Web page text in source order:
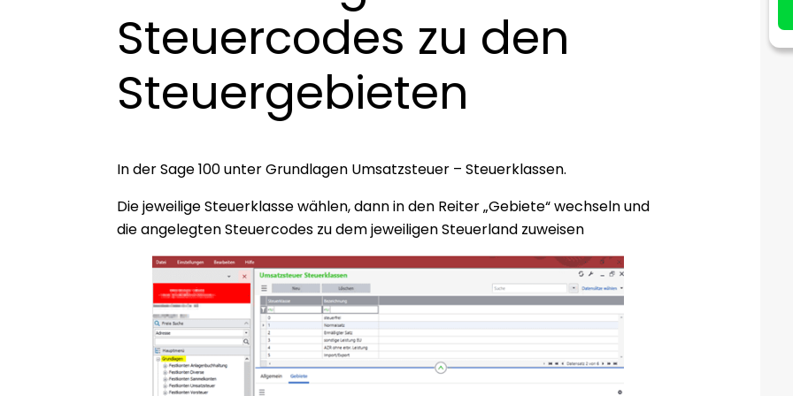
Steuercodes zu den
Steuergebieten
In der Sage 100 unter Grundlagen Umsatzsteuer – Steuerklassen.
Die jeweilige Steuerklasse wählen, dann in den Reiter „Gebiete“ wechseln und
die angelegten Steuercodes zu dem jeweiligen Steuerland zuweisen